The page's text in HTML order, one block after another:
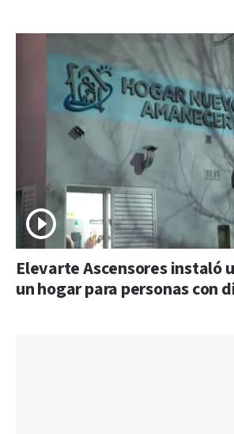
Elevarte Ascensores instaló
un hogar para personas con